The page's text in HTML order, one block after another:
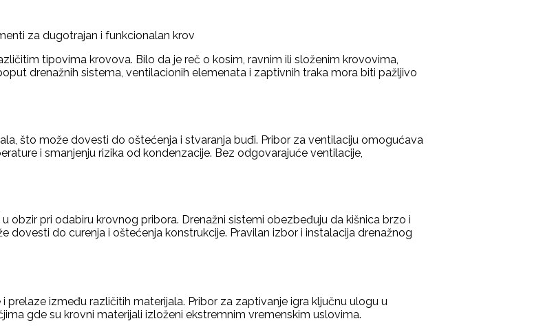
tipovima krovova. Bilo da je reč o kosim, ravnim ili složenim krovovima,
drenažnih sistema, ventilacionih elemenata i zaptivnih traka mora biti pažljivo
što može dovesti do oštećenja i stvaranja buđi. Pribor za ventilaciju omogućava
i smanjenju rizika od kondenzacije. Bez odgovarajuće ventilacije,
obzir pri odabiru krovnog pribora. Drenažni sistemi obezbeđuju da kišnica brzo i
do curenja i oštećenja konstrukcije. Pravilan izbor i instalacija drenažnog
između različitih materijala. Pribor za zaptivanje igra ključnu ulogu u
gde su krovni materijali izloženi ekstremnim vremenskim uslovima.